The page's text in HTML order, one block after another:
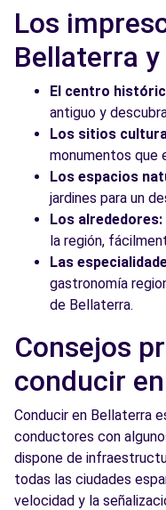
Los
Bellaterra
El centro
antiguo y
Los sitios
monumentos que
Los espacios
jardines para un
Los alrededores:
la región,
Las
gastronomía
de Bellaterra.
Consejos
conducir
Conducir en Bellaterra
conductores con
dispone de
todas las ciudades
velocidad y la